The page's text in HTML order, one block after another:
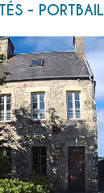
- PORTBAIL